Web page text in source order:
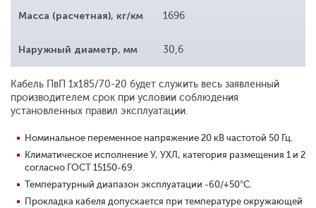
Масса (расчетная), кг/км 1696
Наружный диаметр, мм 30,6
Кабель ПвП 1x185/70-20 будет служить весь заявленный
производителем срок при условии соблюдения
установленных правил эксплуатации.
Номинальное переменное напряжение 20 кВ частотой 50 Гц.
Климатическое исполнение У, УХЛ, категория размещения 1 и 2
согласно ГОСТ 15150-69.
Температурный диапазон эксплуатации -60/+50°С.
Прокладка кабеля допускается при температуре окружающей